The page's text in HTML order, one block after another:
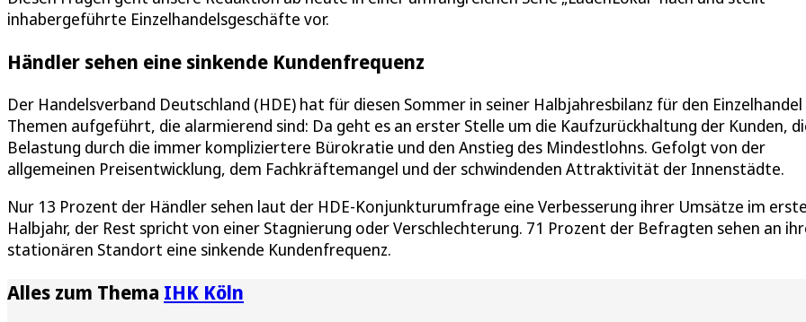
inhabergeführte Einzelhandelsgeschäfte vor.
Händler sehen eine sinkende Kundenfrequenz
Der Handelsverband Deutschland (HDE) hat für diesen Sommer in seiner Halbjahresbilanz für den
Themen aufgeführt, die alarmierend sind: Da geht es an erster Stelle um die Kaufzurückhaltung der Kunden,
Belastung durch die immer kompliziertere Bürokratie und den Anstieg des Mindestlohns. Gefolgt von der
allgemeinen Preisentwicklung, dem Fachkräftemangel und der schwindenden Attraktivität der Innenstädte.
Nur 13 Prozent der Händler sehen laut der HDE-Konjunkturumfrage eine Verbesserung ihrer Umsätze im
Halbjahr, der Rest spricht von einer Stagnierung oder Verschlechterung. 71 Prozent der Befragten sehen an
stationären Standort eine sinkende Kundenfrequenz.
Alles zum Thema IHK Köln